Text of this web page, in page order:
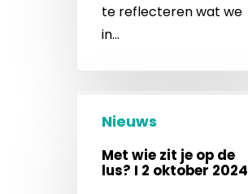
te reflecteren wat we
in…
Nieuws
Met wie zit je op de
lus? I 2 oktober 2024